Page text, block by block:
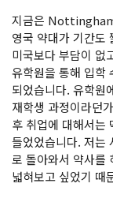
지금은 Nottingham
영국 약대가 기간도
미국보다 부담이 없
유학원을 통해 입학
되었습니다. 유학원
재학생 과정이라던
후 취업에 대해서는
들었었습니다. 저는
로 돌아와서 약사를
넓혀보고 싶었기 때